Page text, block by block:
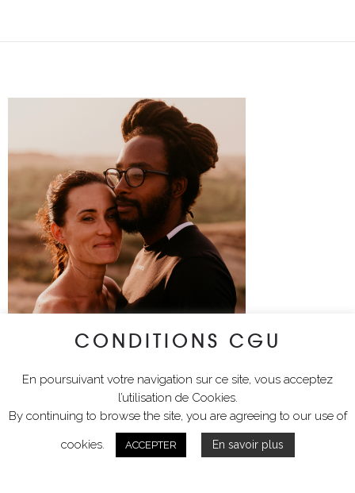
CONDITIONS CGU
En poursuivant votre navigation sur ce site, vous acceptez
l’utilisation de Cookies.
By continuing to browse the site, you are agreeing to our use of
cookies.
ACCEPTER En savoir plus